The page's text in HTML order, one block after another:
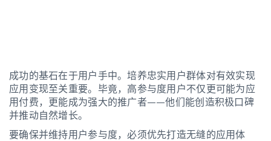
成功的基石在于用户手中。培养忠实用户群体对有效实现
应用变现至关重要。毕竟，高参与度用户不仅更可能为应
用付费，更能成为强大的推广者——他们能创造积极口碑
并推动自然增长。
要确保并维持用户参与度，必须优先打造无缝的应用体